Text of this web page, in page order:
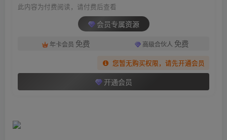
此内容为付费阅读，请付费后查看
会员专属资源
年卡会员 免费 高级合伙人 免费
您暂无购买权限，请先开通会员
开通会员